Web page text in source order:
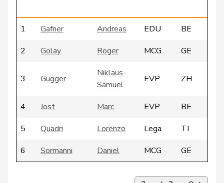
1 Gafner Andreas EDU
BE
2
Golay Roger MCG GE
3 Gugger
Niklaus-
Samuel
EVP ZH
4 Jost Marc EVP
BE
5
Quadri Lorenzo Lega
TI
6
Sormanni Daniel MCG
GE